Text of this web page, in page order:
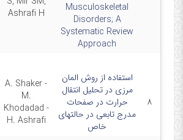
Musculoskeletal
Disorders; A
Systematic Review
Approach
Ashrafi H
۸
استفاده از روش المان
مرزی در تحلیل انتقال
حرارت در صفحات
مدرج تابعی در حالتهای
خاص
A. Shaker -
M.
Khodadad -
H. Ashrafi